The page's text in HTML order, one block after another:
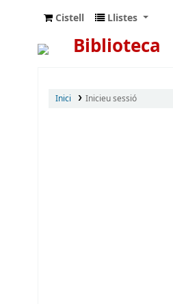
Cistell Llistes
Biblioteca
Inici Inicieu sessió